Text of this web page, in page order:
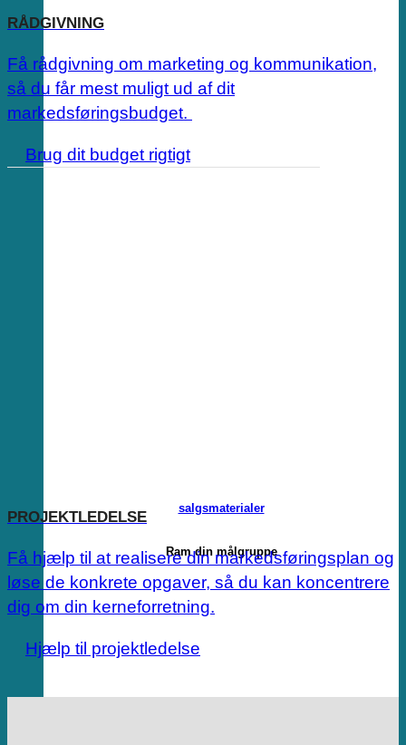
salgsmaterialer
Ram din målgruppe
RÅDGIVNING
Få rådgivning om marketing og kommunikation,
så du får mest muligt ud af dit
markedsføringsbudget.
Brug dit budget rigtigt
PROJEKTLEDELSE
Få hjælp til at realisere din markedsføringsplan og
løse de konkrete opgaver, så du kan koncentrere
dig om din kerneforretning.
Hjælp til projektledelse